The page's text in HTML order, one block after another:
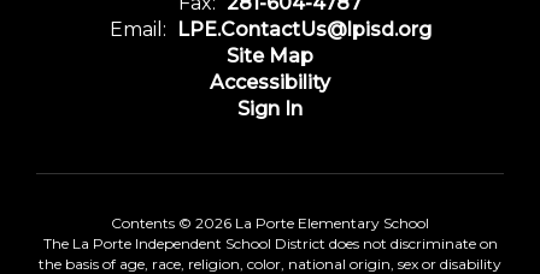
Email:
LPE.ContactUs@lpisd.org
Site Map
Accessibility
Sign In
Contents © 2026 La Porte Elementary School
The La Porte Independent School District does not discriminate on
the basis of age, race, religion, color, national origin, sex or disability